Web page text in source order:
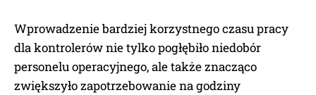
Wprowadzenie bardziej korzystnego czasu pracy
dla kontrolerów nie tylko pogłębiło niedobór
personelu operacyjnego, ale także znacząco
zwiększyło zapotrzebowanie na godziny